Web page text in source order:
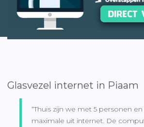
Glasvezel internet in Piaam
“Thuis zijn we met 5 personen
maximale uit internet. De